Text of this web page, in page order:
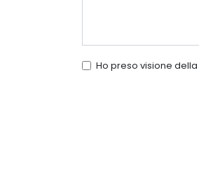
Ho preso visione della